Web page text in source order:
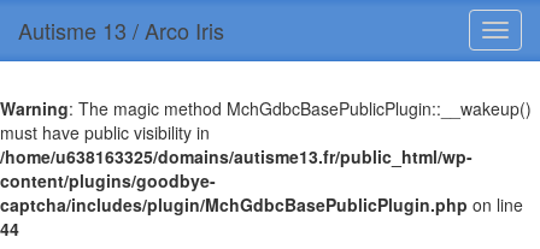
Warning: The magic method MchGdbcBasePublicPlugin::__wakeup()
must have public visibility in
/home/u638163325/domains/autisme13.fr/public_html/wp-
content/plugins/goodbye-
captcha/includes/plugin/MchGdbcBasePublicPlugin.php on line
44
Autisme 13 / Arco Iris